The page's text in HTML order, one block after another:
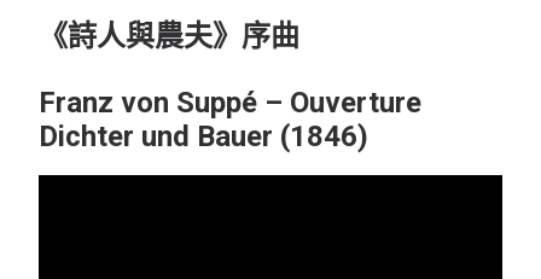
《詩人與農夫》序曲
Franz von Suppé – Ouverture
Dichter und Bauer (1846)